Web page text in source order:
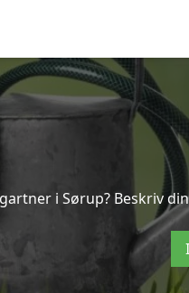
i Sørup? Beskriv